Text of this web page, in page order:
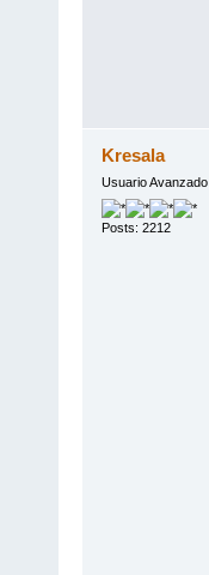
Kresala
Usuario Avanzado
Posts: 2212